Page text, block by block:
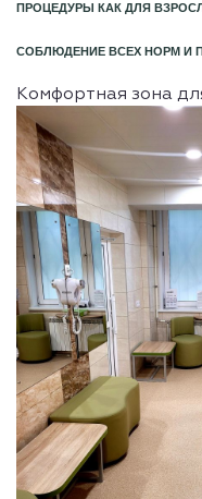
ПРОЦЕДУРЫ КАК ДЛЯ
СОБЛЮДЕНИЕ ВСЕХ НОРМ И
Комфортная зона